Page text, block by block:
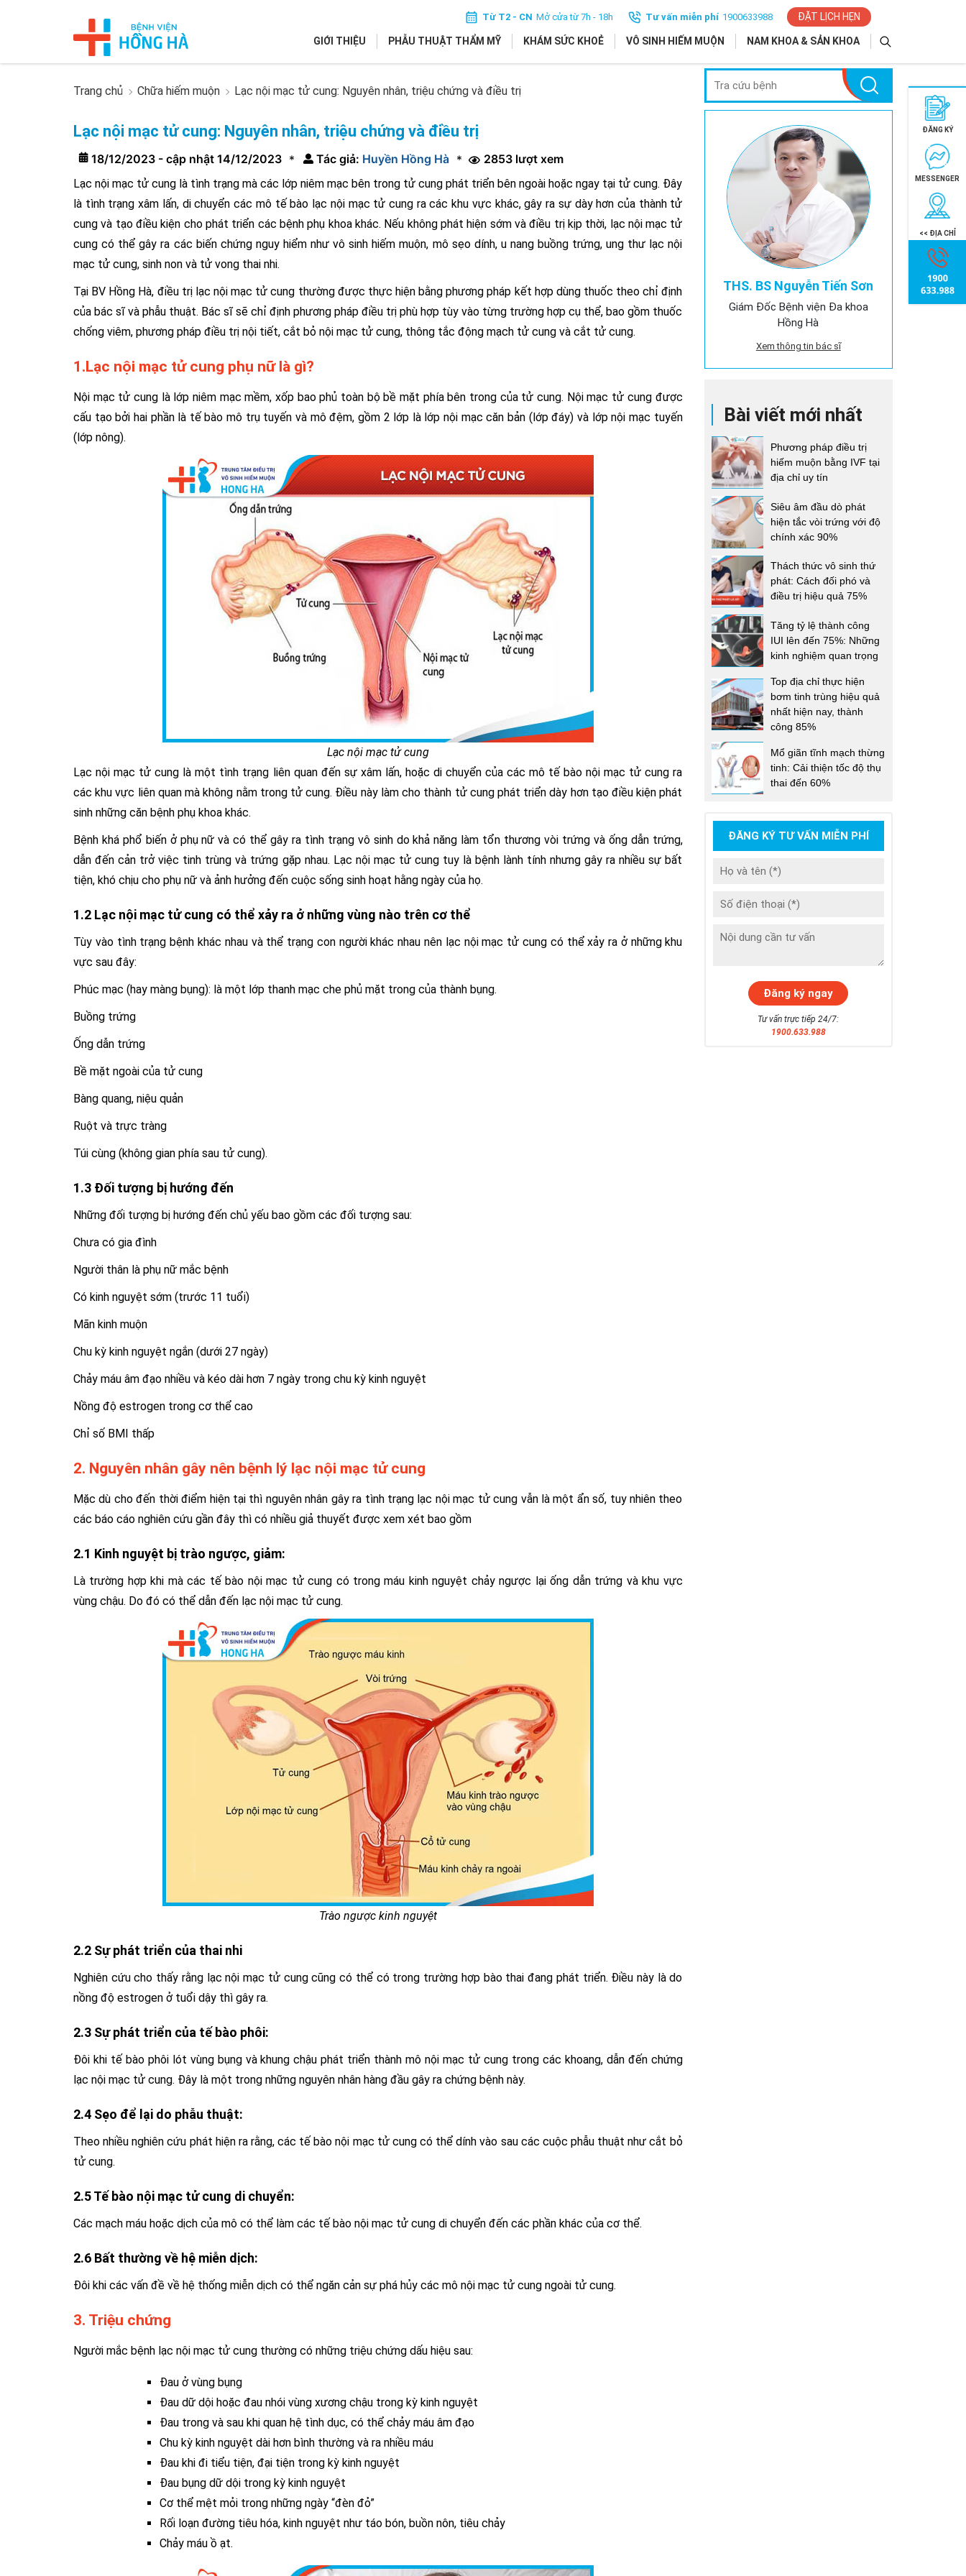
Từ T2 - CN Mở cửa từ 7h - 18h Tư vấn miễn phí 1900633988 ĐẶT LỊCH HẸN
GIỚI THIỆU PHẪU THUẬT THẨM MỸ KHÁM SỨC KHOẺ VÔ SINH HIẾM MUỘN NAM KHOA & SẢN KHOA
Trang chủ Chữa hiếm muộn Lạc nội mạc tử cung: Nguyên nhân, triệu chứng và điều trị
Lạc nội mạc tử cung: Nguyên nhân, triệu chứng và điều trị
18/12/2023 - cập nhật 14/12/2023 * Tác giả: Huyền Hồng Hà * 2853 lượt xem
Lạc nội mạc tử cung là tình trạng mà các lớp niêm mạc bên trong tử cung phát triển bên ngoài hoặc ngay tại tử cung. Đây
là tình trạng xâm lấn, di chuyển các mô tế bào lạc nội mạc tử cung ra các khu vực khác, gây ra sự dày hơn của thành tử
cung và tạo điều kiện cho phát triển các bệnh phụ khoa khác. Nếu không phát hiện sớm và điều trị kịp thời, lạc nội mạc tử
cung có thể gây ra các biến chứng nguy hiểm như vô sinh hiếm muộn, mô sẹo dính, u nang buồng trứng, ung thư lạc nội
mạc tử cung, sinh non và tử vong thai nhi.
Tại BV Hồng Hà, điều trị lạc nội mạc tử cung thường được thực hiện bằng phương pháp kết hợp dùng thuốc theo chỉ định
của bác sĩ và phẫu thuật. Bác sĩ sẽ chỉ định phương pháp điều trị phù hợp tùy vào từng trường hợp cụ thể, bao gồm thuốc
chống viêm, phương pháp điều trị nội tiết, cắt bỏ nội mạc tử cung, thông tắc động mạch tử cung và cắt tử cung.
1.Lạc nội mạc tử cung phụ nữ là gì?
Nội mạc tử cung là lớp niêm mạc mềm, xốp bao phủ toàn bộ bề mặt phía bên trong của tử cung. Nội mạc tử cung được
cấu tạo bởi hai phần là tế bào mô trụ tuyến và mô đệm, gồm 2 lớp là lớp nội mạc căn bản (lớp đáy) và lớp nội mạc tuyến
(lớp nông).
Lạc nội mạc tử cung
Lạc nội mạc tử cung là một tình trạng liên quan đến sự xâm lấn, hoặc di chuyển của các mô tế bào nội mạc tử cung ra
các khu vực liên quan mà không nằm trong tử cung. Điều này làm cho thành tử cung phát triển dày hơn tạo điều kiện phát
sinh những căn bệnh phụ khoa khác.
Bệnh khá phổ biến ở phụ nữ và có thể gây ra tình trạng vô sinh do khả năng làm tổn thương vòi trứng và ống dẫn trứng,
dẫn đến cản trở việc tinh trùng và trứng gặp nhau. Lạc nội mạc tử cung tuy là bệnh lành tính nhưng gây ra nhiều sự bất
tiện, khó chịu cho phụ nữ và ảnh hưởng đến cuộc sống sinh hoạt hằng ngày của họ.
1.2 Lạc nội mạc tử cung có thể xảy ra ở những vùng nào trên cơ thể
Tùy vào tình trạng bệnh khác nhau và thể trạng con người khác nhau nên lạc nội mạc tử cung có thể xảy ra ở những khu
vực sau đây:
Phúc mạc (hay màng bụng): là một lớp thanh mạc che phủ mặt trong của thành bụng.
Buồng trứng
Ống dẫn trứng
Bề mặt ngoài của tử cung
Bàng quang, niệu quản
Ruột và trực tràng
Túi cùng (không gian phía sau tử cung).
1.3 Đối tượng bị hướng đến
Những đối tượng bị hướng đến chủ yếu bao gồm các đối tượng sau:
Chưa có gia đình
Người thân là phụ nữ mắc bệnh
Có kinh nguyệt sớm (trước 11 tuổi)
Mãn kinh muộn
Chu kỳ kinh nguyệt ngắn (dưới 27 ngày)
Chảy máu âm đạo nhiều và kéo dài hơn 7 ngày trong chu kỳ kinh nguyệt
Nồng độ estrogen trong cơ thể cao
Chỉ số BMI thấp
2. Nguyên nhân gây nên bệnh lý lạc nội mạc tử cung
Mặc dù cho đến thời điểm hiện tại thì nguyên nhân gây ra tình trạng lạc nội mạc tử cung vẫn là một ẩn số, tuy nhiên theo
các báo cáo nghiên cứu gần đây thì có nhiều giả thuyết được xem xét bao gồm
2.1 Kinh nguyệt bị trào ngược, giảm:
Là trường hợp khi mà các tế bào nội mạc tử cung có trong máu kinh nguyệt chảy ngược lại ống dẫn trứng và khu vực
vùng chậu. Do đó có thể dẫn đến lạc nội mạc tử cung.
Trào ngược kinh nguyệt
2.2 Sự phát triển của thai nhi
Nghiên cứu cho thấy rằng lạc nội mạc tử cung cũng có thể có trong trường hợp bào thai đang phát triển. Điều này là do
nồng độ estrogen ở tuổi dậy thì gây ra.
2.3 Sự phát triển của tế bào phôi:
Đôi khi tế bào phôi lót vùng bụng và khung chậu phát triển thành mô nội mạc tử cung trong các khoang, dẫn đến chứng
lạc nội mạc tử cung. Đây là một trong những nguyên nhân hàng đầu gây ra chứng bệnh này.
2.4 Sẹo để lại do phẫu thuật:
Theo nhiều nghiên cứu phát hiện ra rằng, các tế bào nội mạc tử cung có thể dính vào sau các cuộc phẫu thuật như cắt bỏ
tử cung.
2.5 Tế bào nội mạc tử cung di chuyển:
Các mạch máu hoặc dịch của mô có thể làm các tế bào nội mạc tử cung di chuyển đến các phần khác của cơ thể.
2.6 Bất thường về hệ miễn dịch:
Đôi khi các vấn đề về hệ thống miễn dịch có thể ngăn cản sự phá hủy các mô nội mạc tử cung ngoài tử cung.
3. Triệu chứng
Người mắc bệnh lạc nội mạc tử cung thường có những triệu chứng dấu hiệu sau:
Đau ở vùng bụng
Đau dữ dội hoặc đau nhói vùng xương chậu trong kỳ kinh nguyệt
Đau trong và sau khi quan hệ tình dục, có thể chảy máu âm đạo
Chu kỳ kinh nguyệt dài hơn bình thường và ra nhiều máu
Đau khi đi tiểu tiện, đại tiện trong kỳ kinh nguyệt
Đau bụng dữ dội trong kỳ kinh nguyệt
Cơ thể mệt mỏi trong những ngày “đèn đỏ”
Rối loạn đường tiêu hóa, kinh nguyệt như táo bón, buồn nôn, tiêu chảy
Chảy máu ồ ạt.
THS. BS Nguyễn Tiến Sơn
Giám Đốc Bệnh viện Đa khoa
Hồng Hà
Xem thông tin bác sĩ
Bài viết mới nhất
Phương pháp điều trị
hiếm muộn bằng IVF tại
địa chỉ uy tín
Siêu âm đầu dò phát
hiện tắc vòi trứng với độ
chính xác 90%
Thách thức vô sinh thứ
phát: Cách đối phó và
điều trị hiệu quả 75%
Tăng tỷ lệ thành công
IUI lên đến 75%: Những
kinh nghiệm quan trọng
Top địa chỉ thực hiện
bơm tinh trùng hiệu quả
nhất hiện nay, thành
công 85%
Mổ giãn tĩnh mạch thừng
tinh: Cải thiện tốc độ thụ
thai đến 60%
ĐĂNG KÝ TƯ VẤN MIỄN PHÍ
Tư vấn trực tiếp 24/7:
1900.633.988
ĐĂNG KÝ
MESSENGER
<< ĐỊA CHỈ